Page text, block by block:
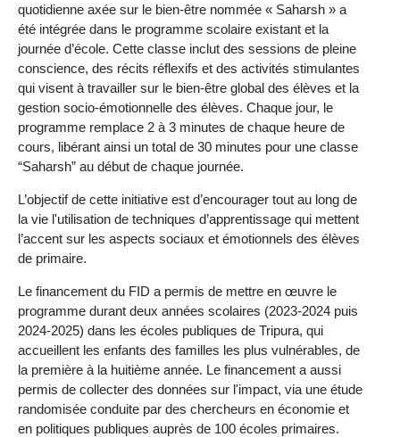
quotidienne axée sur le bien-être nommée « Saharsh » a
été intégrée dans le programme scolaire existant et la
journée d’école. Cette classe inclut des sessions de pleine
conscience, des récits réflexifs et des activités stimulantes
qui visent à travailler sur le bien-être global des élèves et la
gestion socio-émotionnelle des élèves. Chaque jour, le
programme remplace 2 à 3 minutes de chaque heure de
cours, libérant ainsi un total de 30 minutes pour une classe
“Saharsh” au début de chaque journée.
L’objectif de cette initiative est d’encourager tout au long de
la vie l'utilisation de techniques d’apprentissage qui mettent
l’accent sur les aspects sociaux et émotionnels des élèves
de primaire.
Le financement du FID a permis de mettre en œuvre le
programme durant deux années scolaires (2023-2024 puis
2024-2025) dans les écoles publiques de Tripura, qui
accueillent les enfants des familles les plus vulnérables, de
la première à la huitième année. Le financement a aussi
permis de collecter des données sur l'impact, via une étude
randomisée conduite par des chercheurs en économie et
en politiques publiques auprès de 100 écoles primaires.